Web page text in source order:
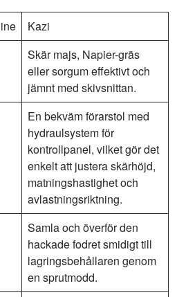
Kazi
Skär majs, Napier-gräs
eller sorgum effektivt och
jämnt med skivsnittan.
En bekväm förarstol med
hydraulsystem för
kontrollpanel, vilket gör det
enkelt att justera skärhöjd,
matningshastighet och
avlastningsriktning.
Samla och överför den
hackade fodret smidigt till
lagringsbehållaren genom
en sprutmodd.